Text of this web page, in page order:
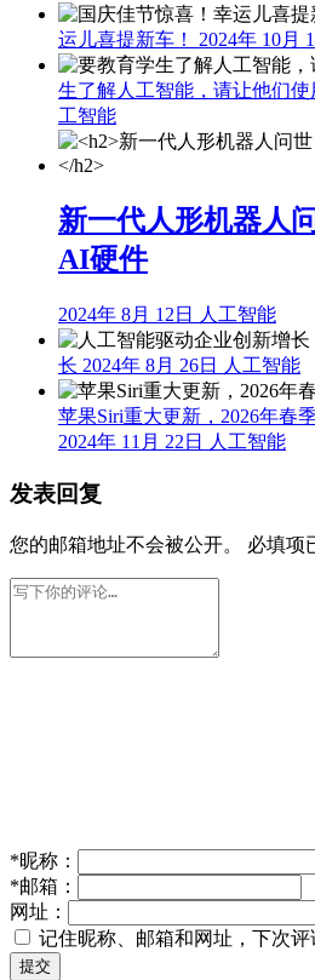
运儿喜提新车！ 2024年 10月
生了解人工智能，请让他们使
工智能
新一代人形机器人
AI硬件
2024年 8月 12日
人工智能
长 2024年 8月 26日 人工智能
苹果Siri重大更新，2026年春
2024年 11月 22日
人工智能
发表回复
您的邮箱地址不会被公开。 必填项
*昵称：
*邮箱：
网址：
记住昵称、邮箱和网址，下次评
提交